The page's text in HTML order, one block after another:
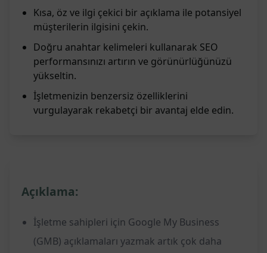
Kısa, öz ve ilgi çekici bir açıklama ile potansiyel
müşterilerin ilgisini çekin.
Doğru anahtar kelimeleri kullanarak SEO
performansınızı artırın ve görünürlüğünüzü
yükseltin.
İşletmenizin benzersiz özelliklerini
vurgulayarak rekabetçi bir avantaj elde edin.
Açıklama:
İşletme sahipleri için Google My Business
(GMB) açıklamaları yazmak artık çok daha